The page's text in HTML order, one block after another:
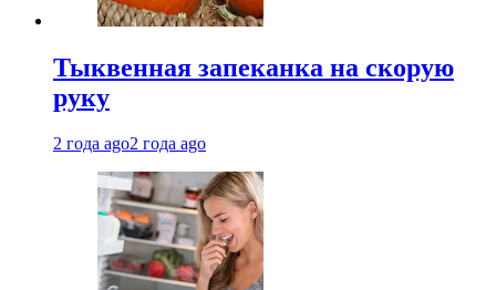
Тыквенная запеканка на скорую
руку
2 года ago2 года ago